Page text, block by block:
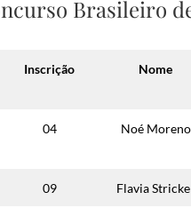
Brasileiro
Inscrição Nome
04 Noé Moreno
09 Flavia